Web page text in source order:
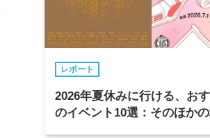
レポート
2026年夏休みに行ける、お
のイベント10選：そのほか